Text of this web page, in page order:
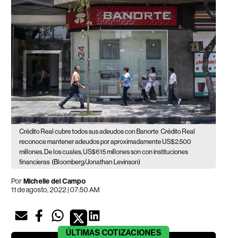
Crédito Real cubre todos sus adeudos con Banorte Crédito Real
reconoce mantener adeudos por aproximadamente US$2.500
millones. De los cuales, US$615 millones son con instituciones
financieras (Bloomberg/Jonathan Levinson)
PorMichelle del Campo
11 de agosto, 2022 | 07:50 AM
ÚLTIMAS COTIZACIONES